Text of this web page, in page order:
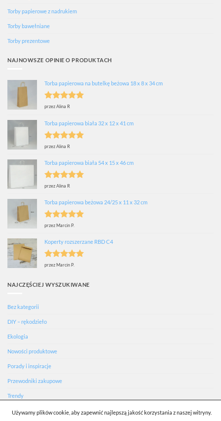
Torby papierowe z nadrukiem
Torby bawełniane
Torby prezentowe
NAJNOWSZE OPINIE O PRODUKTACH
Torba papierowa na butelkę beżowa 18 x 8 x 34 cm
Oceniono
przez Alina R
Torba papierowa biała 32 x 12 x 41 cm
Oceniono
przez Alina R
Torba papierowa biała 54 x 15 x 46 cm
Oceniono
przez Alina R
Torba papierowa beżowa 24/25 x 11 x 32 cm
Oceniono
przez Marcin P.
Koperty rozszerzane RBD C4
Oceniono
przez Marcin P.
NAJCZĘŚCIEJ WYSZUKIWANE
Bez kategorii
DIY – rękodzieło
Ekologia
Nowości produktowe
Porady i inspiracje
Przewodniki zakupowe
Trendy
Używamy plików cookie, aby zapewnić najlepszą jakość korzystania z naszej witryny.